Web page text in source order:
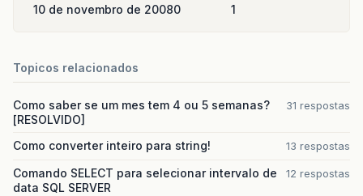
10 de novembro de 20080 1
Topicos relacionados
Como saber se um mes tem 4 ou 5 semanas?
[RESOLVIDO]
31 respostas
Como converter inteiro para string! 13 respostas
Comando SELECT para selecionar intervalo de
data SQL SERVER
12 respostas